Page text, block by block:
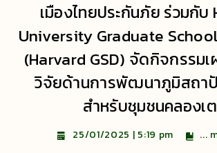
เมืองไทยประกันภัย ร่วมกับ
University Graduate
(Harvard GSD) จัดกิจกรรม
วิจัยด้านการพัฒนาภูมิสถา
สำหรับชุมชนคลองเ
25/01/2025 | 5:19 pm ...